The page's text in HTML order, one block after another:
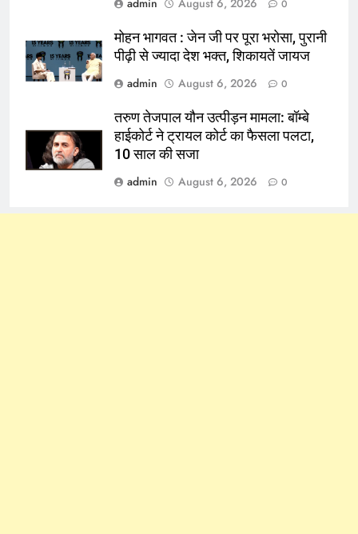
admin August 6, 2026 0
मोहन भागवत : जेन जी पर पूरा भरोसा, पुरानी
पीढ़ी से ज्यादा देश भक्त, शिकायतें जायज
admin
August 6, 2026 0
तरुण तेजपाल यौन उत्पीड़न मामला: बॉम्बे
हाईकोर्ट ने ट्रायल कोर्ट का फैसला पलटा,
10 साल की सजा
admin
August 6, 2026 0